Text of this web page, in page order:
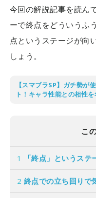
今回の解説記事を読ん
ーで終点をどういうふ
点というステージが向
しょう。
【スマブラSP】ガチ勢が
ト！キャラ性能との相性を
こ
1 「終点」というステ
2 終点での立ち回りで